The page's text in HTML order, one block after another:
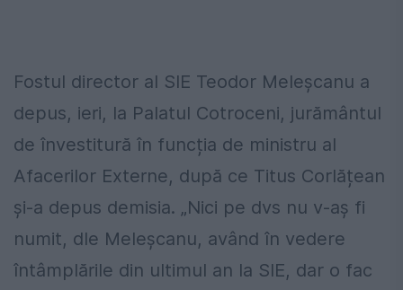
Fostul director al SIE Teodor Meleșcanu a
depus, ieri, la Palatul Cotroceni, jurământul
de învestitură în funcția de ministru al
Afacerilor Externe, după ce Titus Corlățean
și-a depus demisia. „Nici pe dvs nu v-aș fi
numit, dle Meleșcanu, având în vedere
întâmplările din ultimul an la SIE, dar o fac